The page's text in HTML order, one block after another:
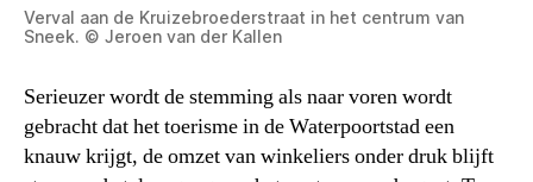
Verval aan de Kruizebroederstraat in het centrum van
Sneek. © Jeroen van der Kallen
Serieuzer wordt de stemming als naar voren wordt
gebracht dat het toerisme in de Waterpoortstad een
knauw krijgt, de omzet van winkeliers onder druk blijft